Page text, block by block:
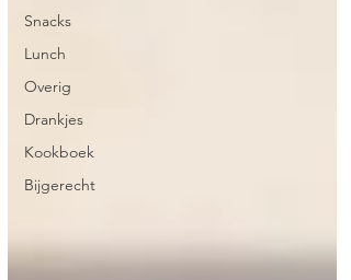
Snacks
Lunch
Overig
Drankjes
Kookboek
Bijgerecht